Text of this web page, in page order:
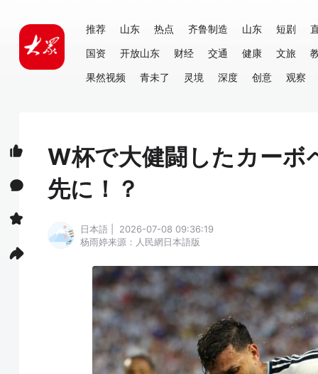
推荐 山东 热点 齐鲁制造 山东 短剧
国资
开放山东 财经 交通 健康 文旅
果然视频
青未了 灵境 深度 创意 观察
W杯で大健闘したカーボ
先に！？
日本語 | 2026-07-08 09:36:19
杨雨婷来源：人民網日本語版